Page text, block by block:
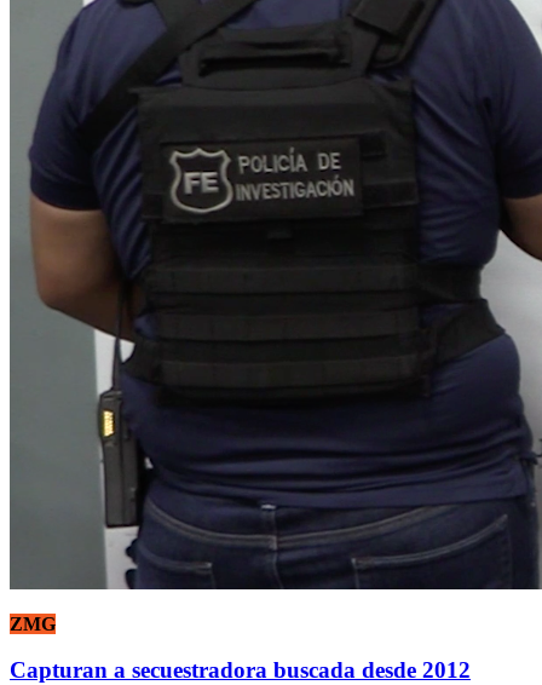
ZMG
Capturan a secuestradora buscada desde 2012